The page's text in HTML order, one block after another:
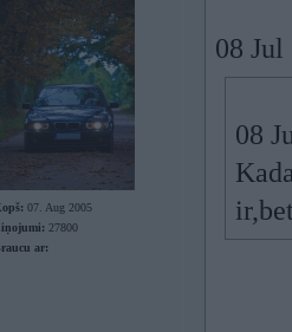
07. Aug 2005
27800
ar:
08
08